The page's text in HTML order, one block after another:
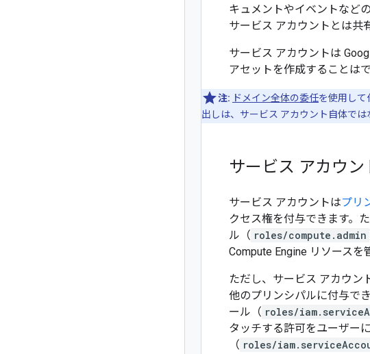
キュメントやイベントなど
サービス アカウントとは共
サービス アカウントは
アセットを作成することは
注: ドメイン全体の委任を使用して
出しは、サービス アカウント自体で
サービス アカウ
サービス アカウントはプリ
クセス権を付与できます。
ル（ roles/compute.admin
Compute Engine リソースを
ただし、サービス アカウン
他のプリンシパルに付与で
ール（ roles/
タッチする許可をユーザー
（ roles/